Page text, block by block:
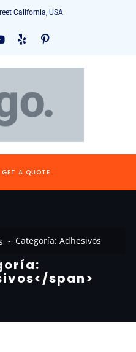
California, USA
GET A QUOTE
Categoría: Adhesivos
span>